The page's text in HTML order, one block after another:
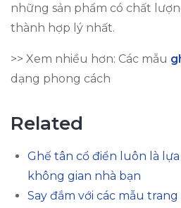
những sản phẩm có chất
thành hợp lý nhất.
>> Xem nhiều hơn: Các mẫu
dạng phong cách
Related
Ghế tân cổ điển luôn là
không gian nhà bạn
Say đắm với các mẫu